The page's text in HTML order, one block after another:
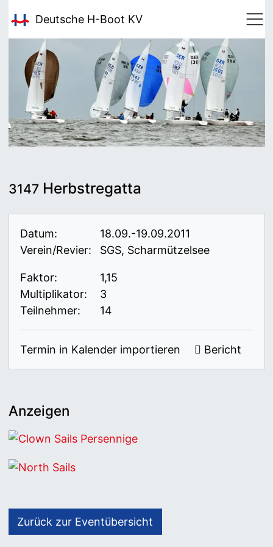
Deutsche H-Boot KV
3147Herbstregatta
Datum:
18.09.-19.09.2011
Verein/Revier:
SGS, Scharmützelsee
Faktor:
1,15
Multiplikator:
3
Teilnehmer:
14
Termin in Kalender importieren Bericht
Anzeigen
Zurück zur Eventübersicht